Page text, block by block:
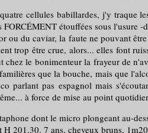
cellules babillardes, j'y traque
étouffées sous l'usure
ou du caviar, la faute ne pouvant
trop être crue, alors... elles font
chez le bonimenteur la frayeur de
que la bouche, mais que
parlant pas espagnol mais
à force de mise au point
dont le micro plongeant au-
201.30. 7 ans, cheveux bruns,